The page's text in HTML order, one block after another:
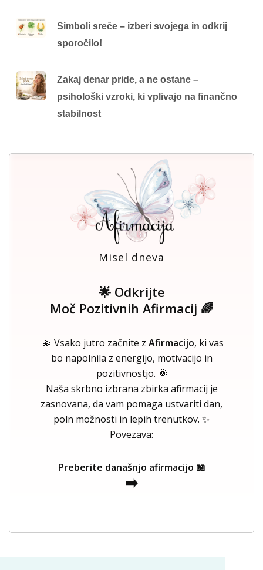
Simboli sreče – izberi svojega in odkrij
sporočilo!
Zakaj denar pride, a ne ostane –
psihološki vzroki, ki vplivajo na finančno
stabilnost
Misel dneva
🌟 Odkrijte
Moč Pozitivnih Afirmacij 🌈
💫 Vsako jutro začnite z Afirmacijo, ki vas
bo napolnila z energijo, motivacijo in
pozitivnostjo. 🌞
Naša skrbno izbrana zbirka afirmacij je
zasnovana, da vam pomaga ustvariti dan,
poln možnosti in lepih trenutkov. ✨
Povezava:
Preberite današnjo afirmacijo 📖
➡️